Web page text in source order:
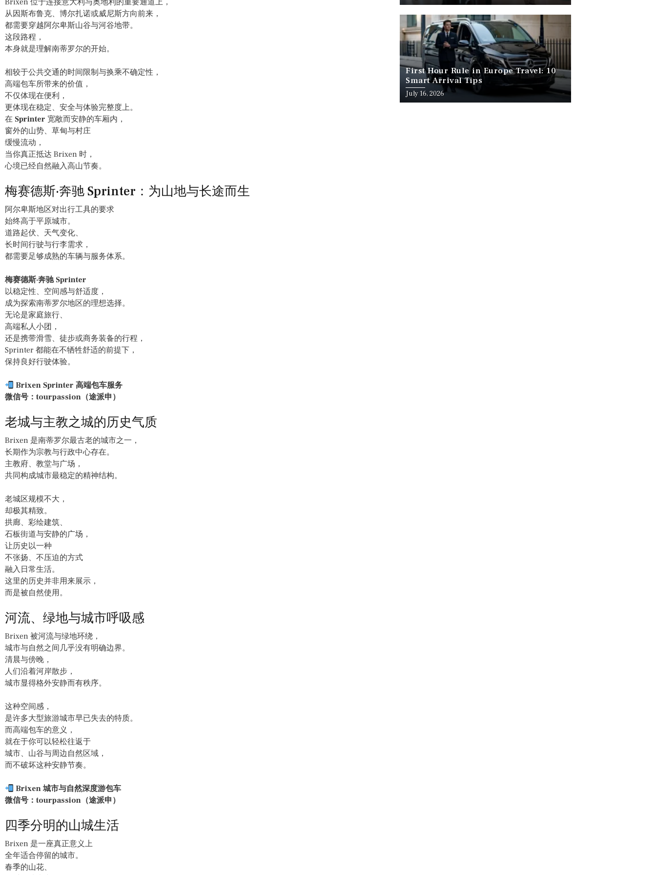
从因斯布鲁克、博尔扎诺或威尼斯方向前来，
都需要穿越阿尔卑斯山谷与河谷地带。
这段路程，
本身就是理解南蒂罗尔的开始。
相较于公共交通的时间限制与换乘不确定性，
高端包车所带来的价值，
不仅体现在便利，
更体现在稳定、安全与体验完整度上。
在 Sprinter 宽敞而安静的车厢内，
窗外的山势、草甸与村庄
缓慢流动，
当你真正抵达 Brixen 时，
心境已经自然融入高山节奏。
梅赛德斯·奔驰 Sprinter：为山地与长途而生
阿尔卑斯地区对出行工具的要求
始终高于平原城市。
道路起伏、天气变化、
长时间行驶与行李需求，
都需要足够成熟的车辆与服务体系。
梅赛德斯·奔驰 Sprinter
以稳定性、空间感与舒适度，
成为探索南蒂罗尔地区的理想选择。
无论是家庭旅行、
高端私人小团，
还是携带滑雪、徒步或商务装备的行程，
Sprinter 都能在不牺牲舒适的前提下，
保持良好行驶体验。
Brixen Sprinter 高端包车服务
微信号：tourpassion（途派申）
老城与主教之城的历史气质
Brixen 是南蒂罗尔最古老的城市之一，
长期作为宗教与行政中心存在。
主教府、教堂与广场，
共同构成城市最稳定的精神结构。
老城区规模不大，
却极其精致。
拱廊、彩绘建筑、
石板街道与安静的广场，
让历史以一种
不张扬、不压迫的方式
融入日常生活。
这里的历史并非用来展示，
而是被自然使用。
河流、绿地与城市呼吸感
Brixen 被河流与绿地环绕，
城市与自然之间几乎没有明确边界。
清晨与傍晚，
人们沿着河岸散步，
城市显得格外安静而有秩序。
这种空间感，
是许多大型旅游城市早已失去的特质。
而高端包车的意义，
就在于你可以轻松往返于
城市、山谷与周边自然区域，
而不破坏这种安静节奏。
Brixen 城市与自然深度游包车
微信号：tourpassion（途派申）
四季分明的山城生活
Brixen 是一座真正意义上
全年适合停留的城市。
春季的山花、
First Hour Rule in Europe Travel: 10
Smart Arrival Tips
July 16, 2026